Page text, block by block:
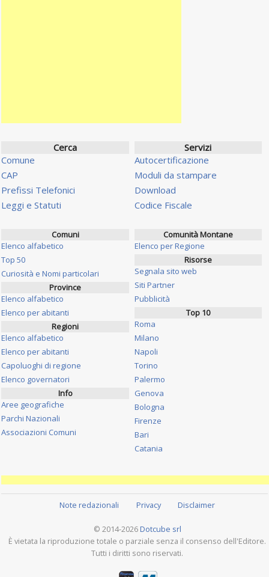
Cerca
Comune
CAP
Prefissi Telefonici
Leggi e Statuti
Servizi
Autocertificazione
Moduli da stampare
Download
Codice Fiscale
Comuni
Elenco alfabetico
Top 50
Curiosità e Nomi particolari
Province
Elenco alfabetico
Elenco per abitanti
Regioni
Elenco alfabetico
Elenco per abitanti
Capoluoghi di regione
Elenco governatori
Info
Aree geografiche
Parchi Nazionali
Associazioni Comuni
Comunità Montane
Elenco per Regione
Risorse
Segnala sito web
Siti Partner
Pubblicità
Top 10
Roma
Milano
Napoli
Torino
Palermo
Genova
Bologna
Firenze
Bari
Catania
Note redazionali Privacy Disclaimer
© 2014-2026 Dotcube srl
È vietata la riproduzione totale o parziale senza il consenso dell'Editore.
Tutti i diritti sono riservati.